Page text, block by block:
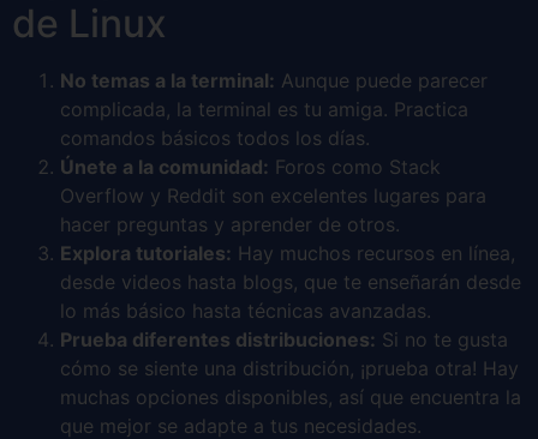
de Linux
No temas a la terminal: Aunque puede parecer
complicada, la terminal es tu amiga. Practica
comandos básicos todos los días.
Únete a la comunidad: Foros como Stack
Overflow y Reddit son excelentes lugares para
hacer preguntas y aprender de otros.
Explora tutoriales: Hay muchos recursos en línea,
desde videos hasta blogs, que te enseñarán desde
lo más básico hasta técnicas avanzadas.
Prueba diferentes distribuciones: Si no te gusta
cómo se siente una distribución, ¡prueba otra! Hay
muchas opciones disponibles, así que encuentra la
que mejor se adapte a tus necesidades.